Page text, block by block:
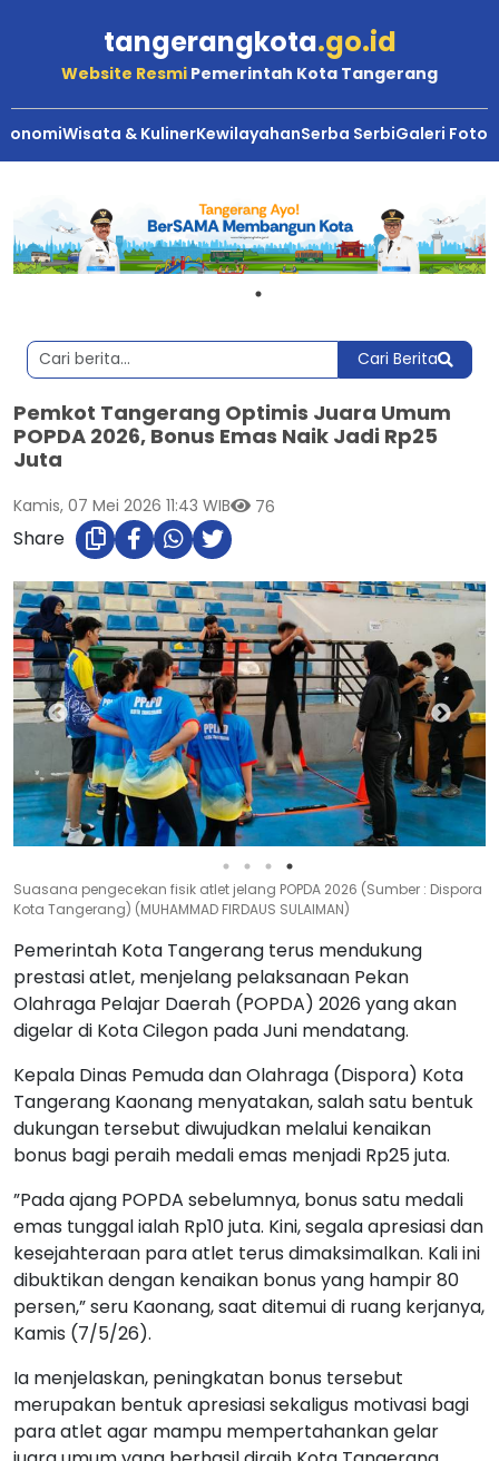
tangerangkota.go.id
Website Resmi Pemerintah Kota Tangerang
Wisata & KulinerKewilayahanSerba SerbiGaleri Foto
Cari Berita
Pemkot Tangerang Optimis Juara Umum
POPDA 2026, Bonus Emas Naik Jadi Rp25
Juta
Kamis, 07 Mei 2026 11:43 WIB 76
Share
Suasana pengecekan fisik atlet jelang POPDA 2026 (Sumber : Dispora
Kota Tangerang) (MUHAMMAD FIRDAUS SULAIMAN)
Pemerintah Kota Tangerang terus mendukung
prestasi atlet, menjelang pelaksanaan Pekan
Olahraga Pelajar Daerah (POPDA) 2026 yang akan
digelar di Kota Cilegon pada Juni mendatang.
Kepala Dinas Pemuda dan Olahraga (Dispora) Kota
Tangerang Kaonang menyatakan, salah satu bentuk
dukungan tersebut diwujudkan melalui kenaikan
bonus bagi peraih medali emas menjadi Rp25 juta.
”Pada ajang POPDA sebelumnya, bonus satu medali
emas tunggal ialah Rp10 juta. Kini, segala apresiasi dan
kesejahteraan para atlet terus dimaksimalkan. Kali ini
dibuktikan dengan kenaikan bonus yang hampir 80
persen,” seru Kaonang, saat ditemui di ruang kerjanya,
Kamis (7/5/26).
Ia menjelaskan, peningkatan bonus tersebut
merupakan bentuk apresiasi sekaligus motivasi bagi
para atlet agar mampu mempertahankan gelar